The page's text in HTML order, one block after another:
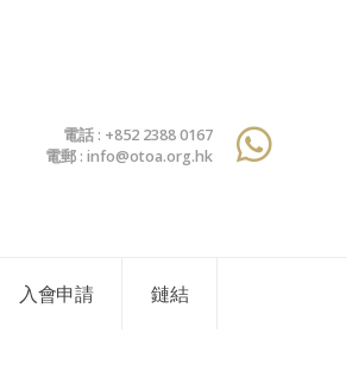
電話 : +852 2388 0167
電郵 : info@otoa.org.hk
入會申請 鏈結